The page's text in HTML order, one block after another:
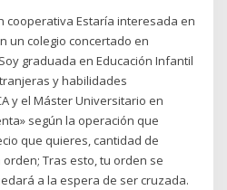
cooperativa Estaría interesada en
un colegio concertado en
graduada en Educación Infantil
y habilidades
y el Máster Universitario en
según la operación que
que quieres, cantidad de
Tras esto, tu orden se
a la espera de ser cruzada.